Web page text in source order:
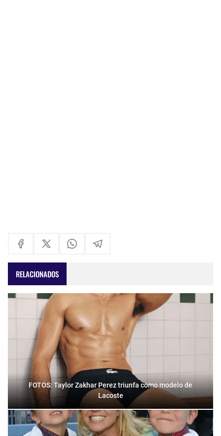
RELACIONADOS
FOTOS: Taylor Zakhar Perez triunfa como modelo de
Lacoste